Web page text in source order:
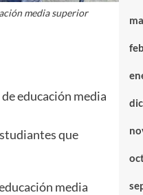
media superior
educación media
que
media